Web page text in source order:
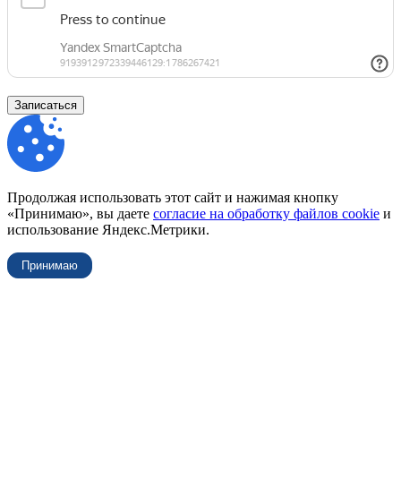
Записаться
Продолжая использовать этот сайт и нажимая кнопку
«Принимаю», вы даете согласие на обработку файлов cookie и
использование Яндекс.Метрики.
Принимаю